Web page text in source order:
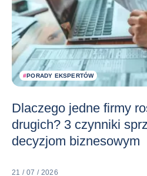
#PORADY EKSPERTÓW
Dlaczego jedne firmy
drugich? 3 czynniki
decyzjom biznesowym
21 / 07 / 2026